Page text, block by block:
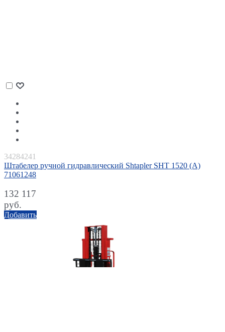
34284241
Штабелер ручной гидравлический Shtapler SHT 1520 (A)
71061248
132 117
руб.
Добавить